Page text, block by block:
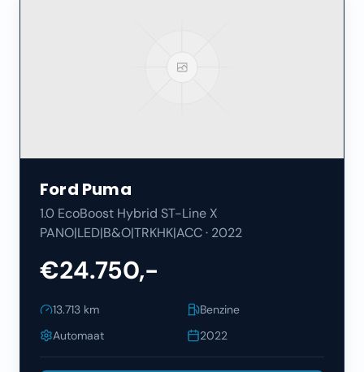
Ford Puma
1.0 EcoBoost Hybrid ST-Line X
PANO|LED|B&O|TRKHK|ACC· 2022
€24.750,-
13.713 km
Benzine
Automaat
2022